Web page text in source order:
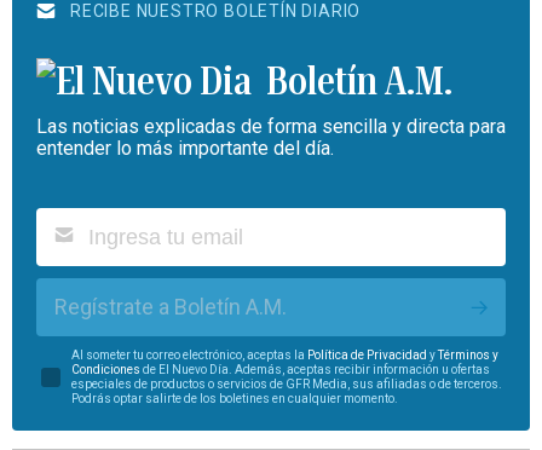
RECIBE NUESTRO BOLETÍN DIARIO
Boletín A.M.
Las noticias explicadas de forma sencilla y directa para
entender lo más importante del día.
Regístrate a Boletín A.M.
Al someter tu correo electrónico, aceptas la Política de Privacidad yTérminos y
Condiciones de El Nuevo Día. Además, aceptas recibir información u ofertas
especiales de productos o servicios de GFR Media, sus afiliadas o de terceros.
Podrás optar salirte de los boletines en cualquier momento.